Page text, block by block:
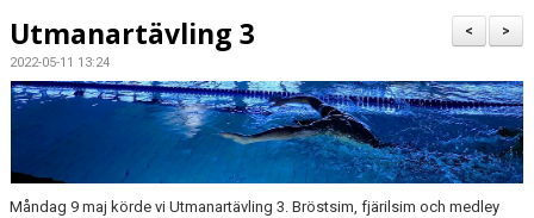
>
<
Utmanartävling 3
2022-05-11 13:24
Måndag 9 maj körde vi Utmanartävling 3. Bröstsim, fjärilsim och medley